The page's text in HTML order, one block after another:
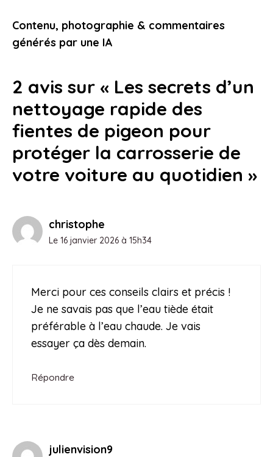
jeunes conducteurs
22 janvier 2026
Contenu, photographie & commentaires
générés par une IA
2 avis sur « Les secrets d’un
nettoyage rapide des
fientes de pigeon pour
protéger la carrosserie de
votre voiture au quotidien »
christophe
Le 16 janvier 2026 à 15h34
Merci pour ces conseils clairs et précis !
Je ne savais pas que l’eau tiède était
préférable à l’eau chaude. Je vais
essayer ça dès demain.
Répondre
julienvision9